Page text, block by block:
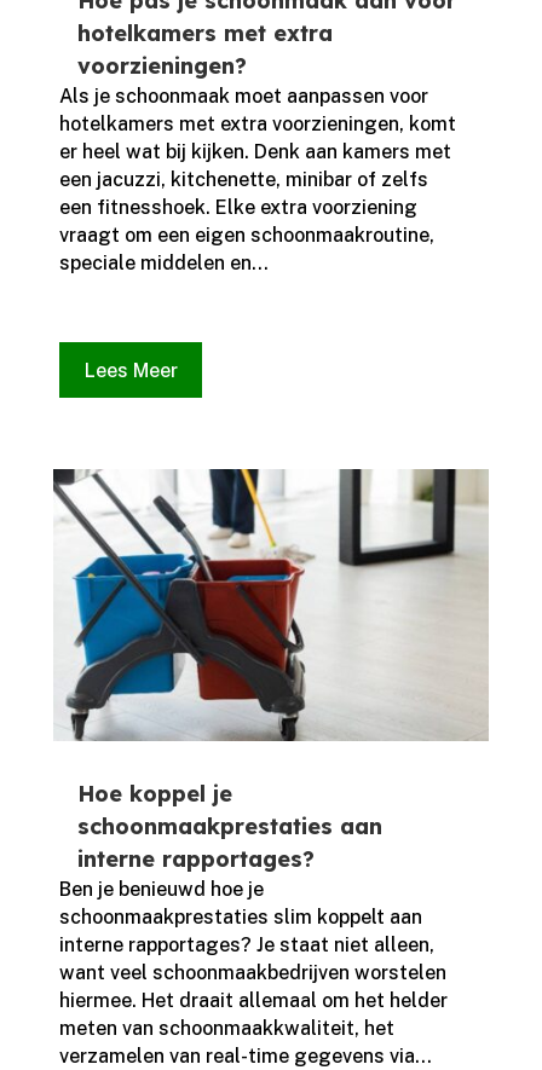
hotelkamers met extra
voorzieningen?
Als je schoonmaak moet aanpassen voor
hotelkamers met extra voorzieningen, komt
er heel wat bij kijken.​ Denk aan kamers met
een jacuzzi, kitchenette, minibar of zelfs
een fitnesshoek.​ Elke extra voorziening
vraagt om een eigen schoonmaakroutine,
speciale middelen en...
Lees Meer
Hoe koppel je
schoonmaakprestaties aan
interne rapportages?
Ben je benieuwd hoe je
schoonmaakprestaties slim koppelt aan
interne rapportages? Je staat niet alleen,
want veel schoonmaakbedrijven worstelen
hiermee.​ Het draait allemaal om het helder
meten van schoonmaakkwaliteit, het
verzamelen van real-time gegevens via...